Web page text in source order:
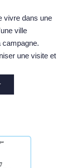
vivre dans une
ville
campagne.
une visite et